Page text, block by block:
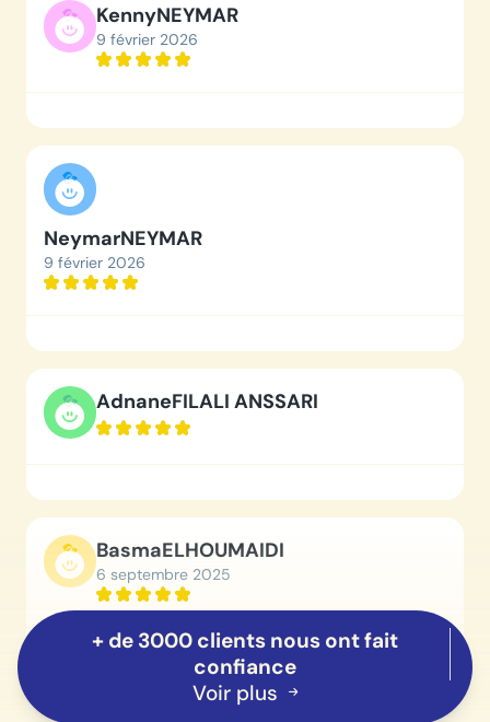
KennyNEYMAR
9 février 2026
NeymarNEYMAR
9 février 2026
AdnaneFILALI ANSSARI
BasmaELHOUMAIDI
6 septembre 2025
Je recommande ce cabinet comptable pour les
entrepreneurs qui veulent créer leur société et gérer la
comptabilité de leur société
+ de 3000 clients nous ont fait
confiance
Voir plus